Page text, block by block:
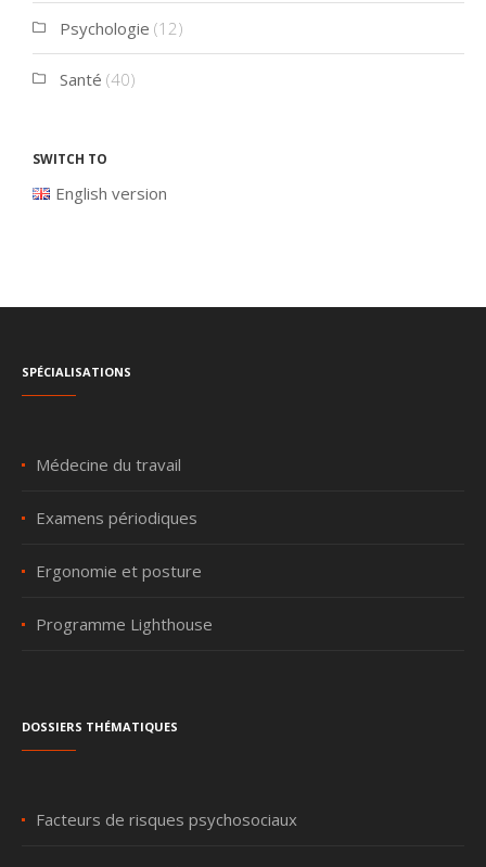
Psychologie (12)
Santé (40)
Switch to
English version
Spécialisations
Médecine du travail
Examens périodiques
Ergonomie et posture
Programme Lighthouse
Dossiers thématiques
Facteurs de risques psychosociaux